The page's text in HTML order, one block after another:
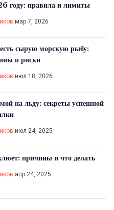
году: правила и лимиты
мар 7, 2026
сырую морскую рыбу:
и риски
июл 18, 2026
на льду: секреты успешной
июл 24, 2025
причины и что делать
апр 24, 2025